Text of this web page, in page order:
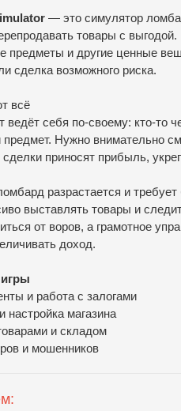
— это симулятор
товары с
предметы и другие ценные
сделка возможного риска.
всё
себя по-своему: кто-то
Нужно внимательно
приносят прибыль,
разрастается и
выставлять товары и
от воров, а грамотное
доход.
и работа с залогами
настройка магазина
и складом
и мошенников